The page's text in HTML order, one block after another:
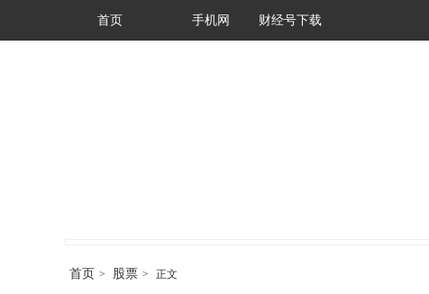
首页 手机网 财经号下载
首页 > 股票 > 正文